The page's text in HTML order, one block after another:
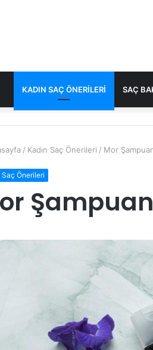
KADIN SAÇ ÖNERILERI SAÇ
/ Kadın Saç Önerileri / Mor
Saç Önerileri